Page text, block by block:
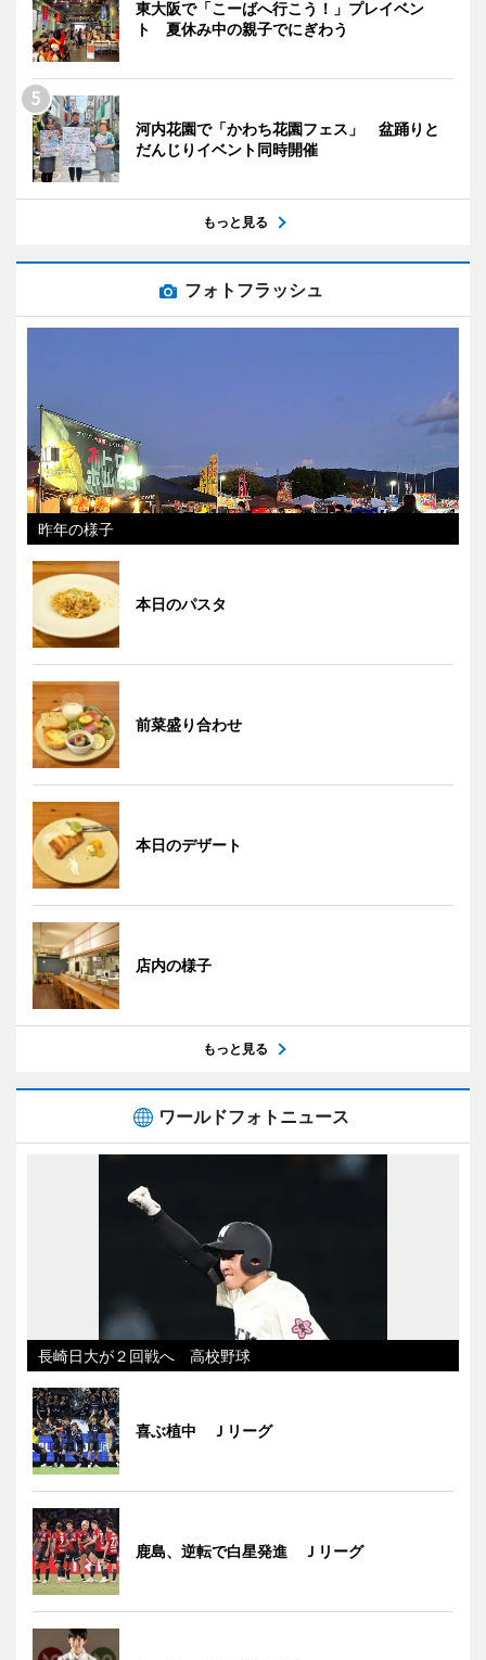
東大阪で「こーばへ行こう！」プレイベン
ト 夏休み中の親子でにぎわう
河内花園で「かわち花園フェス」 盆踊りと
だんじりイベント同時開催
もっと見る
フォトフラッシュ
昨年の様子
本日のパスタ
前菜盛り合わせ
本日のデザート
店内の様子
もっと見る
ワールドフォトニュース
長崎日大が２回戦へ 高校野球
喜ぶ植中 Ｊリーグ
鹿島、逆転で白星発進 Ｊリーグ